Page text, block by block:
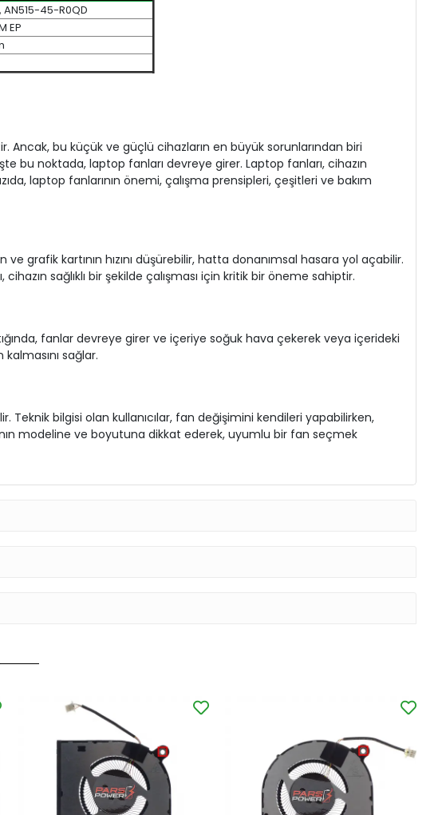
45-R0QD
EP
Ancak, bu küçük ve güçlü cihazların en büyük sorunlarından biri
bu noktada, laptop fanları devreye girer. Laptop fanları, cihazın
laptop fanlarının önemi, çalışma prensipleri, çeşitleri ve bakım
ve grafik kartının hızını düşürebilir, hatta donanımsal hasara yol açabilir.
sağlıklı bir şekilde çalışması için kritik bir öneme sahiptir.
fanlar devreye girer ve içeriye soğuk hava çekerek veya içerideki
sağlar.
Teknik bilgisi olan kullanıcılar, fan değişimini kendileri yapabilirken,
modeline ve boyutuna dikkat ederek, uyumlu bir fan seçmek